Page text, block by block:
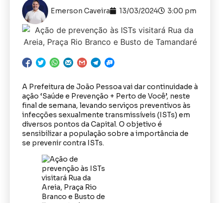
Emerson Caveira 13/03/2024 3:00 pm
A Prefeitura de João Pessoa vai dar continuidade à
ação ‘Saúde e Prevenção + Perto de Você’, neste
final de semana, levando serviços preventivos às
infecções sexualmente transmissíveis (ISTs) em
diversos pontos da Capital. O objetivo é
sensibilizar a população sobre a importância de
se prevenir contra ISTs.